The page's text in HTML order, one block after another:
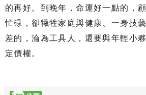
的再好。到晚年，命運好一點的，
忙碌，卻犧牲家庭與健康、一身技
差的，淪為工具人，還要與年輕小
定價權。